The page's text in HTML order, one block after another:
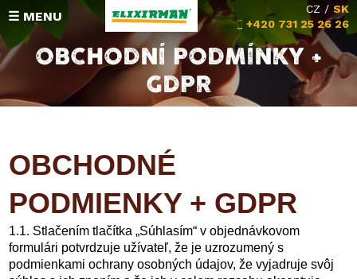
☰ MENU
Hodnotenia
Michalova poradňa
Vrátenie peňazí
KONTAKT
CZ/ SK
+420 731 25 26 26
OBCHODNÍ PODMÍNKY +
GDPR
OBCHODNÉ
PODMIENKY + GDPR
1.1. Stlačením tlačítka „Súhlasím“ v objednávkovom
formulári potvrdzuje užívateľ, že je uzrozumený s
podmienkami ochrany osobných údajov, že vyjadruje svôj